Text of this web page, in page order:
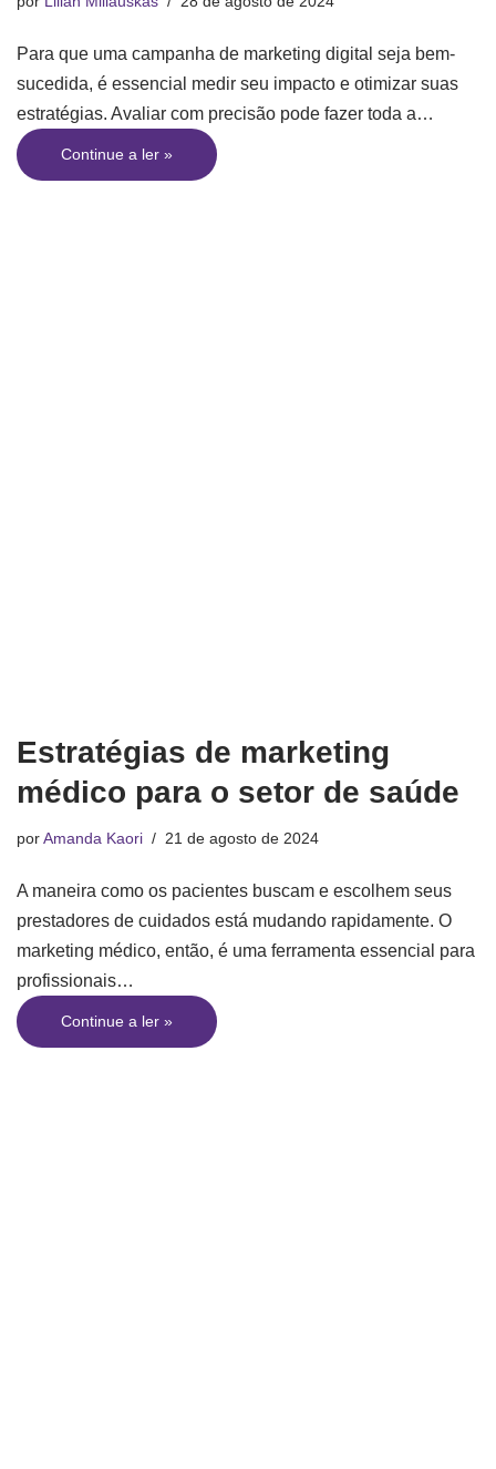
Para que uma campanha de marketing digital seja bem-
sucedida, é essencial medir seu impacto e otimizar suas
estratégias. Avaliar com precisão pode fazer toda a…
Continue a ler »
Estratégias de marketing
médico para o setor de saúde
porAmanda Kaori 21 de agosto de 2024
A maneira como os pacientes buscam e escolhem seus
prestadores de cuidados está mudando rapidamente. O
marketing médico, então, é uma ferramenta essencial para
profissionais…
Continue a ler »